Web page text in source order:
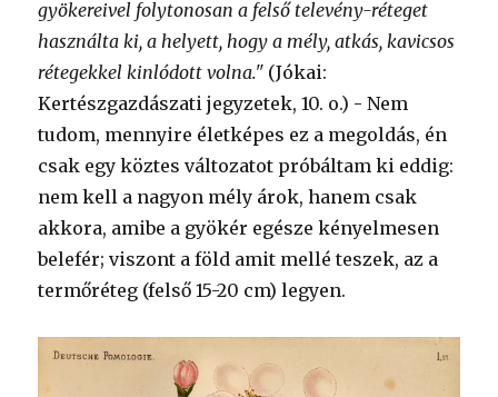
gyökereivel folytonosan a felső televény-réteget
használta ki, a helyett, hogy a mély, atkás, kavicsos
rétegekkel kinlódott volna." (Jókai:
Kertészgazdászati jegyzetek, 10. o.) - Nem
tudom, mennyire életképes ez a megoldás, én
csak egy köztes változatot próbáltam ki eddig:
nem kell a nagyon mély árok, hanem csak
akkora, amibe a gyökér egésze kényelmesen
belefér; viszont a föld amit mellé teszek, az a
termőréteg (felső 15-20 cm) legyen.